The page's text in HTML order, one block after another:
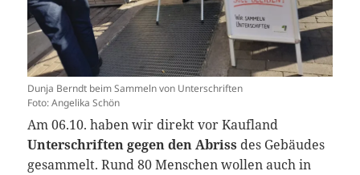
Dunja Berndt beim Sammeln von Unterschriften
Foto: Angelika Schön
Am 06.10. haben wir direkt vor Kaufland
Unterschriften gegen den Abriss des Gebäudes
gesammelt. Rund 80 Menschen wollen auch in